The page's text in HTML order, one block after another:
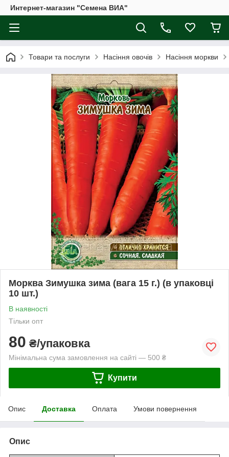
Интернет-магазин "Семена ВИА"
Товари та послуги Насіння овочів Насіння моркви
Морква Зимушка зима (вага 15 г.) (в упаковці
10 шт.)
В наявності
Тільки опт
80 ₴/упаковка
Мінімальна сума замовлення на сайті — 500 ₴
Купити
Опис Доставка Оплата Умови повернення
Опис